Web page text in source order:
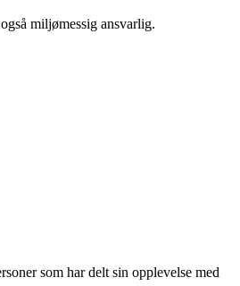
miljømessig ansvarlig.
som har delt sin opplevelse med